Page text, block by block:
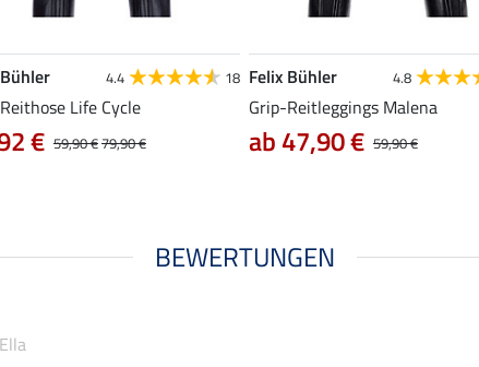
4.4 18
Life Cycle
59,90 €79,90 €
€
Felix Bühler 4.8
Grip-Reitleggings Malena
59,90 €
ab 47,90 €
BEWERTUNGEN